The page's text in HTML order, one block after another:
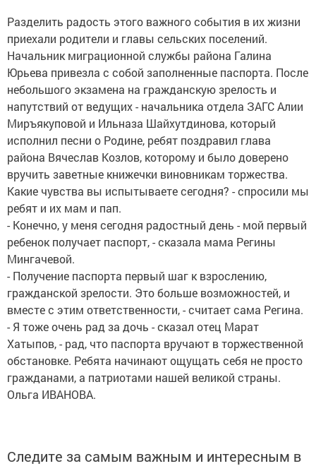
Разделить радость этого важного события в их жизни
приехали родители и главы сельских поселений.
Начальник миграционной службы района Галина
Юрьева привезла с собой заполненные паспорта. После
небольшого экзамена на гражданскую зрелость и
напутствий от ведущих - начальника отдела ЗАГС Алии
Миръякуповой и Ильназа Шайхутдинова, который
исполнил песни о Родине, ребят поздравил глава
района Вячеслав Козлов, которому и было доверено
вручить заветные книжечки виновникам торжества.
Какие чувства вы испытываете сегодня? - спросили мы
ребят и их мам и пап.
- Конечно, у меня сегодня радостный день - мой первый
ребенок получает паспорт, - сказала мама Регины
Мингачевой.
- Получение паспорта первый шаг к взрослению,
гражданской зрелости. Это больше возможностей, и
вместе с этим ответственности, - считает сама Регина.
- Я тоже очень рад за дочь - сказал отец Марат
Хатыпов, - рад, что паспорта вручают в торжественной
обстановке. Ребята начинают ощущать себя не просто
гражданами, а патриотами нашей великой страны.
Ольга ИВАНОВА.
Следите за самым важным и интересным в